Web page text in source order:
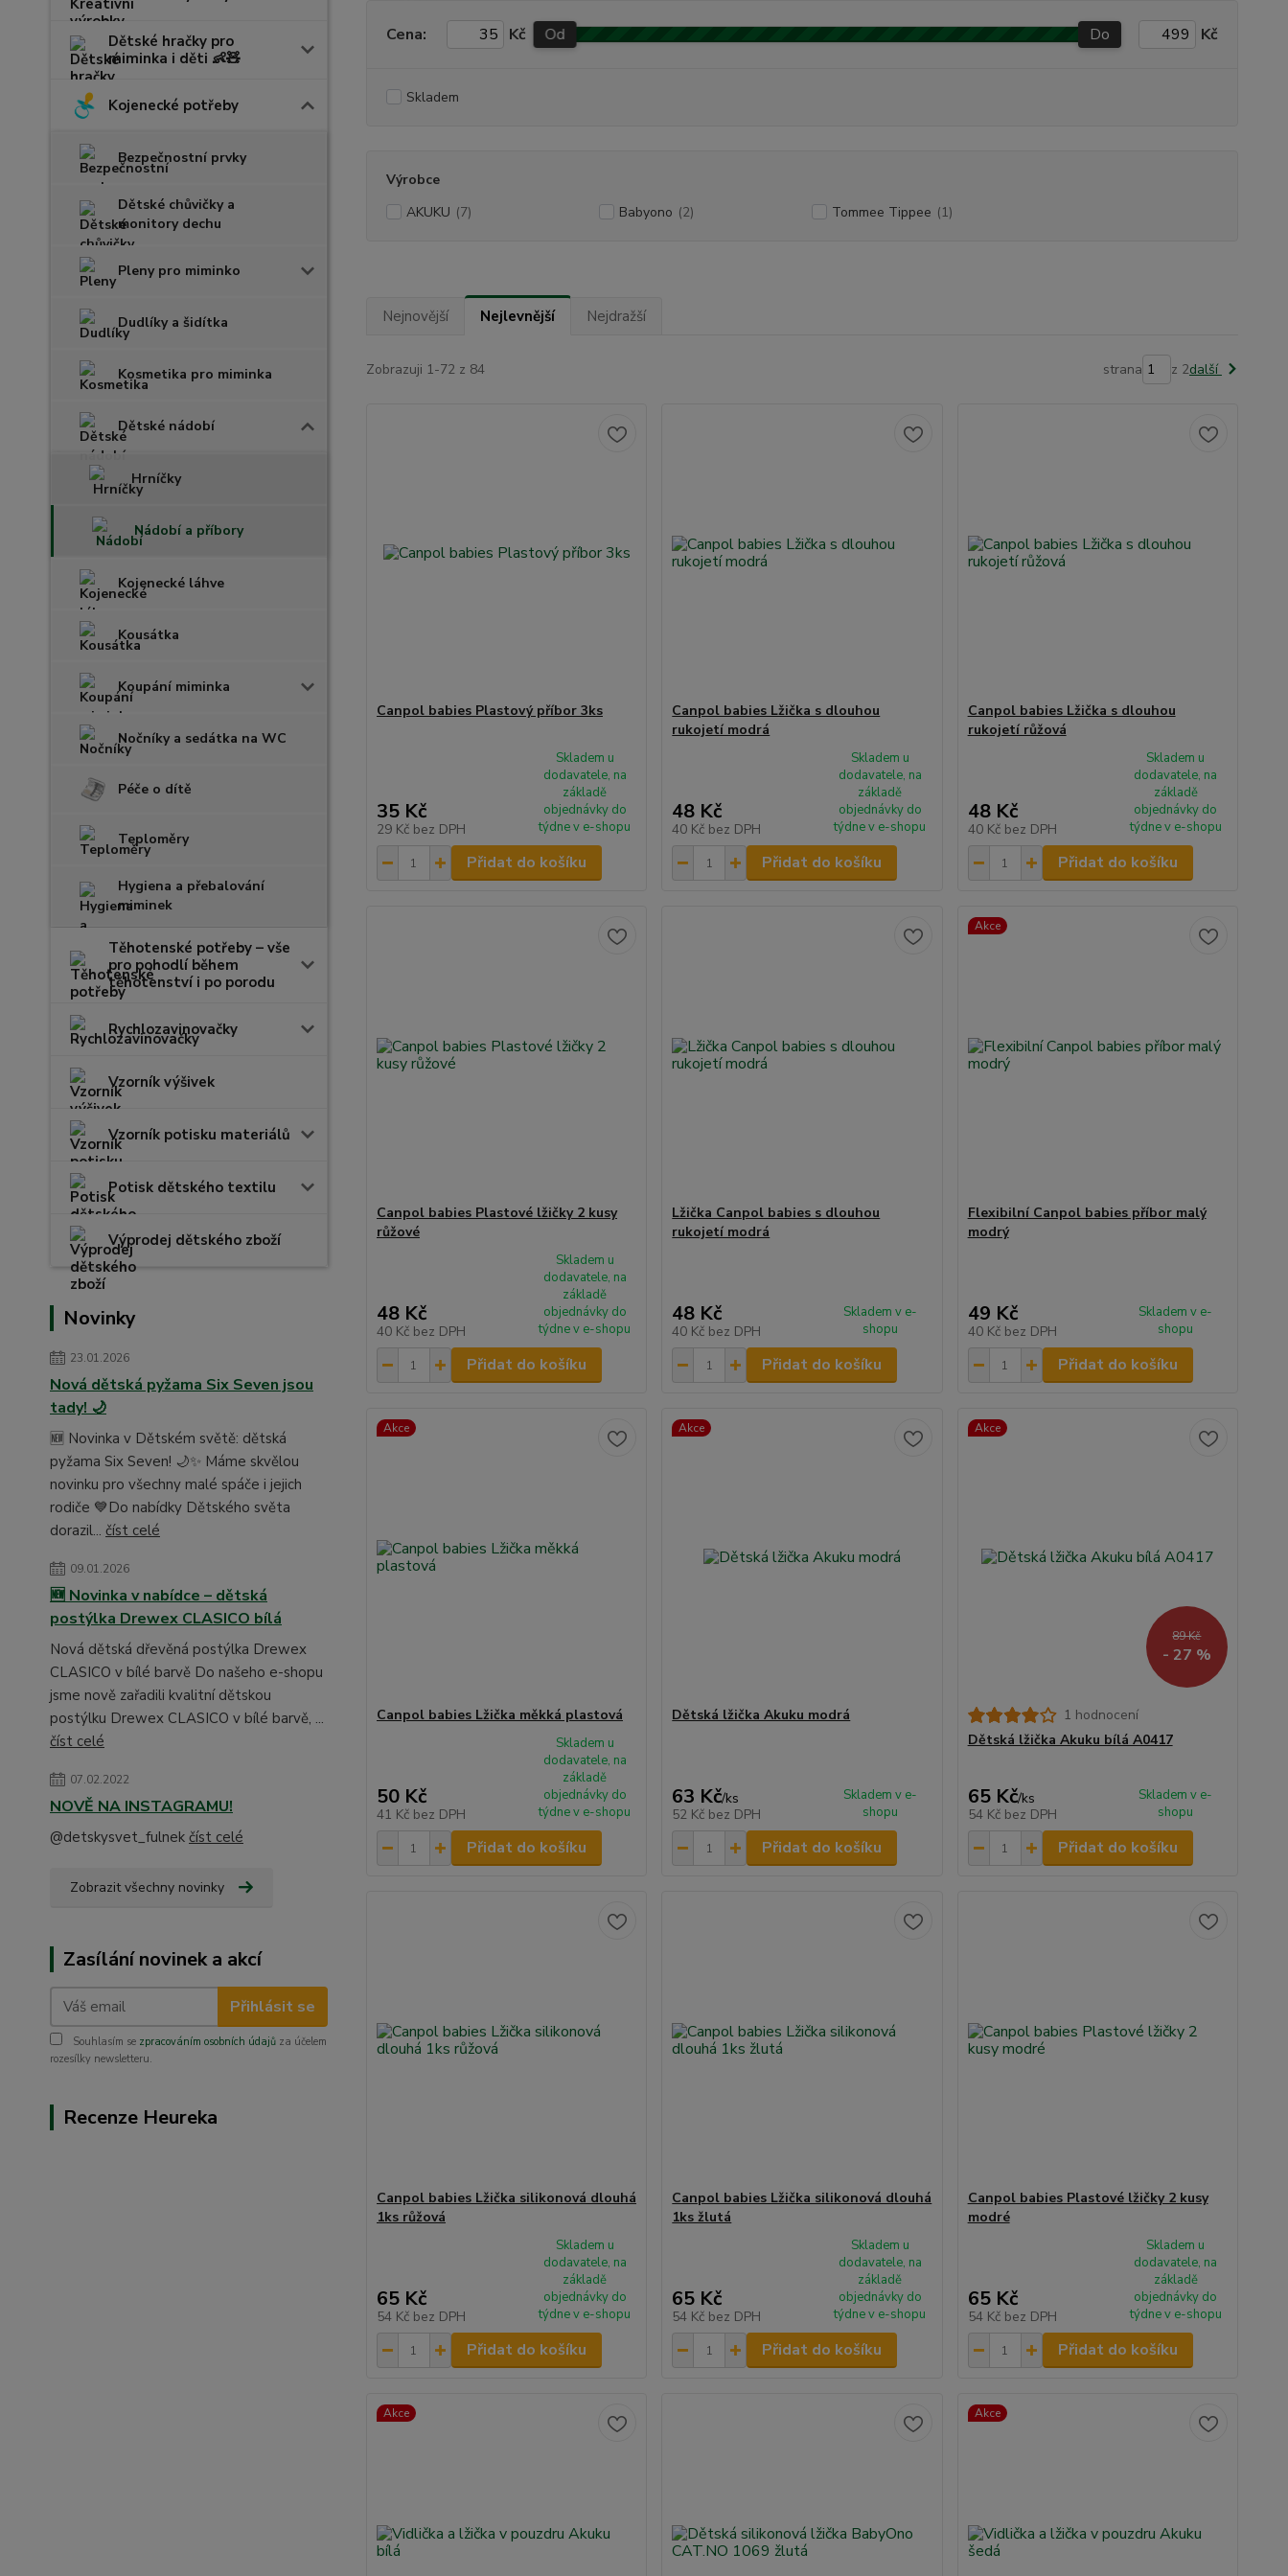
Dětské hračky pro
miminka i děti 👶🧸
Kojenecké potřeby
Bezpečnostní prvky
Dětské chůvičky a
monitory dechu
Pleny pro miminko
Dudlíky a šidítka
Kosmetika pro miminka
Dětské nádobí
Hrníčky
Nádobí a příbory
Kojenecké láhve
Kousátka
Koupání miminka
Nočníky a sedátka na WC
Péče o dítě
Teploměry
Hygiena a přebalování
miminek
Těhotenské potřeby – vše
pro pohodlí během
těhotenství i po porodu
Rychlozavinovačky
Vzorník výšivek
Vzorník potisku materiálů
Potisk dětského textilu
Výprodej dětského zboží
Novinky
23.01.2026
Nová dětská pyžama Six Seven jsou
tady! 🌙
🆕 Novinka v Dětském světě: dětská
pyžama Six Seven! 🌙✨ Máme skvělou
novinku pro všechny malé spáče i jejich
rodiče 💙Do nabídky Dětského světa
dorazil... číst celé
09.01.2026
🆕 Novinka v nabídce – dětská
postýlka Drewex CLASICO bílá
Nová dětská dřevěná postýlka Drewex
CLASICO v bílé barvě Do našeho e-shopu
jsme nově zařadili kvalitní dětskou
postýlku Drewex CLASICO v bílé barvě, ...
číst celé
07.02.2022
NOVĚ NA INSTAGRAMU!
@detskysvet_fulnek číst celé
Zobrazit všechny novinky
Zasílání novinek a akcí
Přihlásit se
Souhlasím se zpracováním osobních údajů za účelem
rozesílky newsletteru.
Recenze Heureka
Cena: Kč Od Do Kč
Skladem
Výrobce
AKUKU (7) Babyono (2) Tommee Tippee (1)
Nejnovější Nejlevnější Nejdražší
Zobrazuji 1-72 z 84 strana z 2další
Canpol babies Plastový příbor 3ks
35 Kč
29 Kč bez DPH
Skladem u
dodavatele, na
základě
objednávky do
týdne v e-shopu
Přidat do košíku
Canpol babies Lžička s dlouhou
rukojetí modrá
48 Kč
40 Kč bez DPH
Skladem u
dodavatele, na
základě
objednávky do
týdne v e-shopu
Přidat do košíku
Canpol babies Lžička s dlouhou
rukojetí růžová
48 Kč
40 Kč bez DPH
Skladem u
dodavatele, na
základě
objednávky do
týdne v e-shopu
Přidat do košíku
Canpol babies Plastové lžičky 2 kusy
růžové
48 Kč
40 Kč bez DPH
Skladem u
dodavatele, na
základě
objednávky do
týdne v e-shopu
Přidat do košíku
Lžička Canpol babies s dlouhou
rukojetí modrá
48 Kč
40 Kč bez DPH
Skladem v e-
shopu
Přidat do košíku
Akce
Flexibilní Canpol babies příbor malý
modrý
49 Kč
40 Kč bez DPH
Skladem v e-
shopu
Přidat do košíku
Akce
Canpol babies Lžička měkká plastová
50 Kč
41 Kč bez DPH
Skladem u
dodavatele, na
základě
objednávky do
týdne v e-shopu
Přidat do košíku
Akce
Dětská lžička Akuku modrá
63 Kč/ks
52 Kč bez DPH
Skladem v e-
shopu
Přidat do košíku
Akce
89 Kč
- 27 %
1 hodnocení
Dětská lžička Akuku bílá A0417
65 Kč/ks
54 Kč bez DPH
Skladem v e-
shopu
Přidat do košíku
Canpol babies Lžička silikonová dlouhá
1ks růžová
65 Kč
54 Kč bez DPH
Skladem u
dodavatele, na
základě
objednávky do
týdne v e-shopu
Přidat do košíku
Canpol babies Lžička silikonová dlouhá
1ks žlutá
65 Kč
54 Kč bez DPH
Skladem u
dodavatele, na
základě
objednávky do
týdne v e-shopu
Přidat do košíku
Canpol babies Plastové lžičky 2 kusy
modré
65 Kč
54 Kč bez DPH
Skladem u
dodavatele, na
základě
objednávky do
týdne v e-shopu
Přidat do košíku
Akce Akce